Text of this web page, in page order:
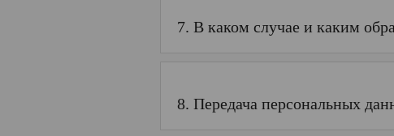
7. В каком случае и каким
8. Передача персональных